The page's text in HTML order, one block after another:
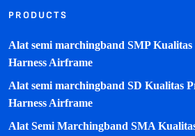
PRODUCTS
Alat semi marchingband SMP Kualitas
Harness Airframe
Alat semi marchingband SD Kualitas
Harness Airframe
Alat Semi Marchingband SMA